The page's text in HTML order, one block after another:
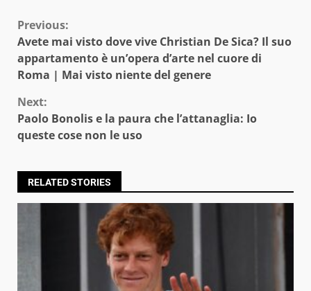
Continue
Reading
Previous:
Avete mai visto dove vive Christian De Sica? Il suo
appartamento è un’opera d’arte nel cuore di
Roma | Mai visto niente del genere
Next:
Paolo Bonolis e la paura che l’attanaglia: Io
queste cose non le uso
RELATED STORIES